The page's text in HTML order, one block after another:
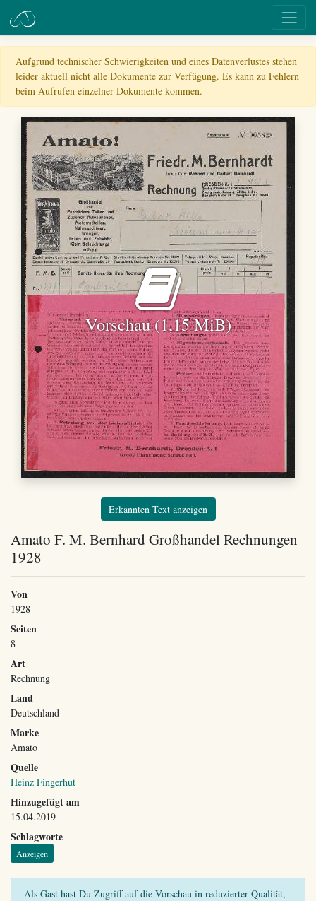
Aufgrund technischer Schwierigkeiten und eines Datenverlustes stehen
leider aktuell nicht alle Dokumente zur Verfügung. Es kann zu Fehlern
beim Aufrufen einzelner Dokumente kommen.
Vorschau (1,15 MiB)
Erkannten Text anzeigen
Amato F. M. Bernhard Großhandel Rechnungen
1928
Von
1928
Seiten
8
Art
Rechnung
Land
Deutschland
Marke
Amato
Quelle
Heinz Fingerhut
Hinzugefügt am
15.04.2019
Schlagworte
Anzeigen
Als Gast hast Du Zugriff auf die Vorschau in reduzierter Qualität,